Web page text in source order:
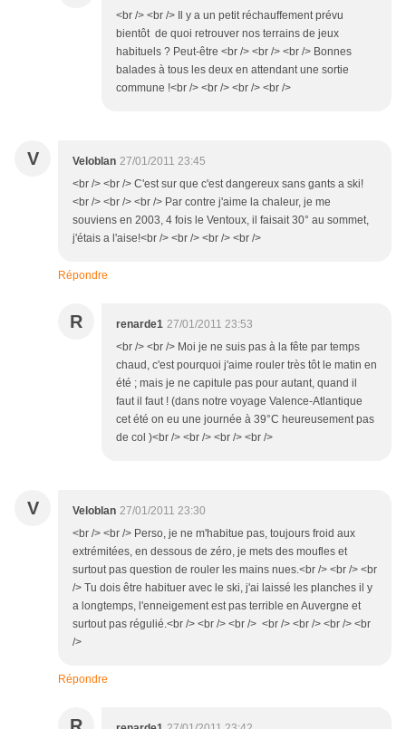
<br /> <br /> Il y a un petit réchauffement prévu
bientôt de quoi retrouver nos terrains de jeux
habituels ? Peut-être <br /> <br /> <br /> Bonnes
balades à tous les deux en attendant une sortie
commune !<br /> <br /> <br /> <br />
V Veloblan 27/01/2011 23:45
<br /> <br /> C'est sur que c'est dangereux sans gants a ski!
<br /> <br /> <br /> Par contre j'aime la chaleur, je me
souviens en 2003, 4 fois le Ventoux, il faisait 30° au sommet,
j'étais a l'aise!<br /> <br /> <br /> <br />
Répondre
R renarde1 27/01/2011 23:53
<br /> <br /> Moi je ne suis pas à la fête par temps
chaud, c'est pourquoi j'aime rouler très tôt le matin en
été ; mais je ne capitule pas pour autant, quand il
faut il faut ! (dans notre voyage Valence-Atlantique
cet été on eu une journée à 39°C heureusement pas
de col )<br /> <br /> <br /> <br />
V Veloblan 27/01/2011 23:30
<br /> <br /> Perso, je ne m'habitue pas, toujours froid aux
extrémitées, en dessous de zéro, je mets des moufles et
surtout pas question de rouler les mains nues.<br /> <br /> <br
/> Tu dois être habituer avec le ski, j'ai laissé les planches il y
a longtemps, l'enneigement est pas terrible en Auvergne et
surtout pas régulié.<br /> <br /> <br /> <br /> <br /> <br /> <br
/>
Répondre